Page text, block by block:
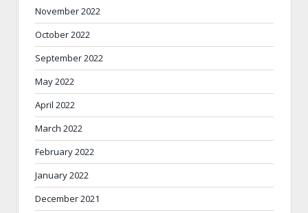
November 2022
October 2022
September 2022
May 2022
April 2022
March 2022
February 2022
January 2022
December 2021